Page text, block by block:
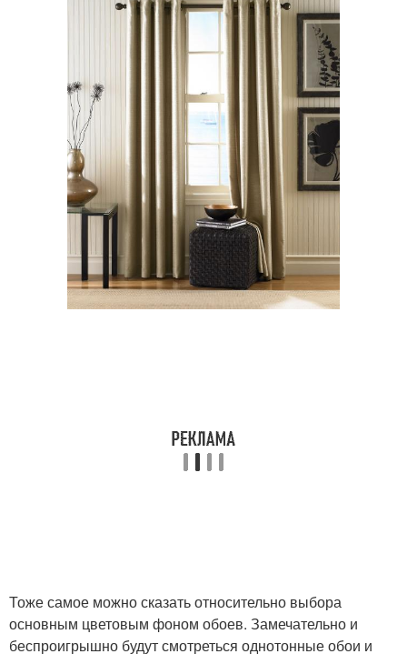
Тоже самое можно сказать относительно выбора
основным цветовым фоном обоев. Замечательно и
беспроигрышно будут смотреться однотонные обои и